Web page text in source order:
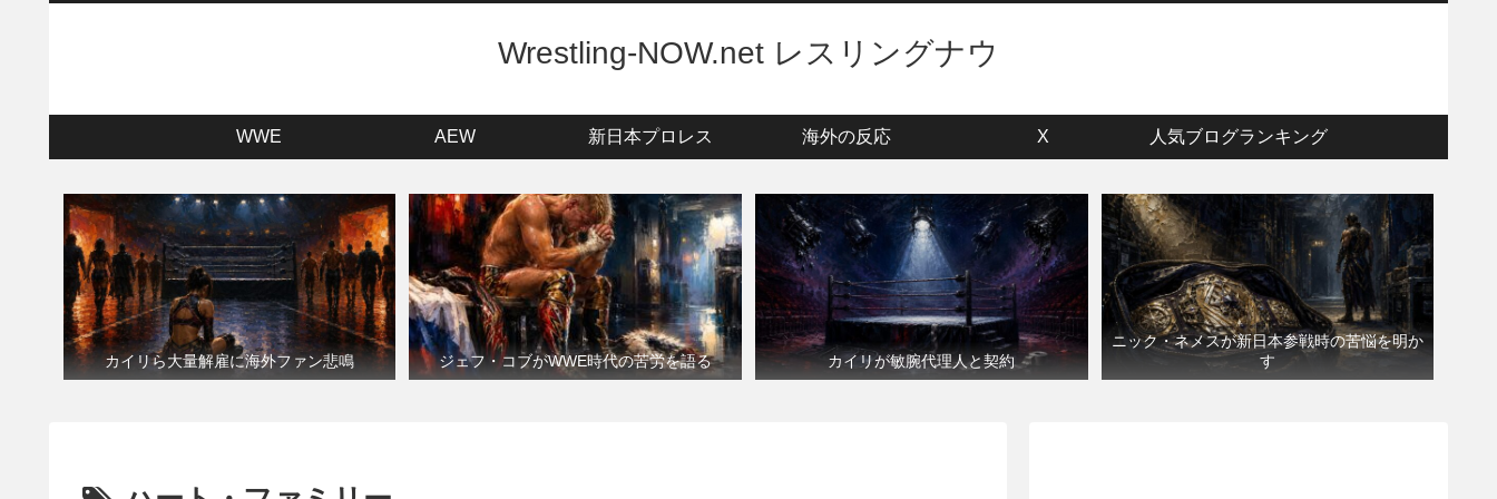
Wrestling-NOW.net レスリングナウ
WWE AEW 新日本プロレス 海外の反応 X 人気ブログランキング
カイリら大量解雇に海外ファン悲鳴 ジェフ・コブがWWE時代の苦労を語る カイリが敏腕代理人と契約
ニック・ネメスが新日本参戦時の苦悩を明か
す